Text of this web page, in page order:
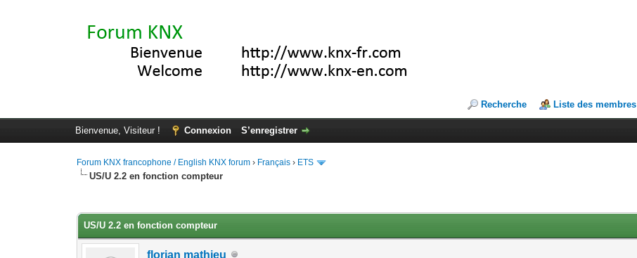
Recherche Liste des membres
Bienvenue, Visiteur ! Connexion S’enregistrer
Forum KNX francophone / English KNX forum › Français › ETS
US/U 2.2 en fonction compteur
US/U 2.2 en fonction compteur
florian mathieu